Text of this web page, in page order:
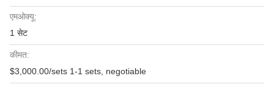
एमओक्यू:
1 सेट
कीमत:
$3,000.00/sets 1-1 sets, negotiable